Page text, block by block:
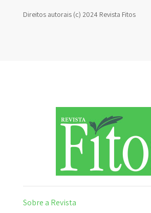
Direitos autorais (c) 2024 Revista Fitos
Sobre a Revista